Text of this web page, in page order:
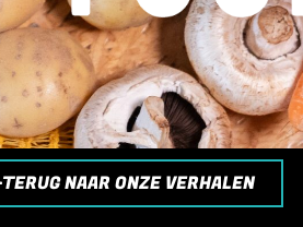
TERUG NAAR ONZE VERHALEN